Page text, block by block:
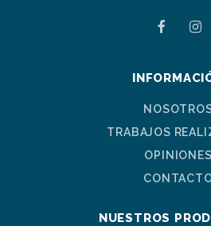
TRABAJOS
OPINIONES
NUESTROS